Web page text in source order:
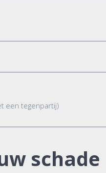
een tegenpartij)
schade